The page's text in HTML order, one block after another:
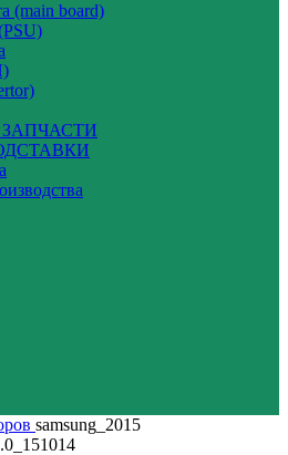
(main board)
samsung_2015